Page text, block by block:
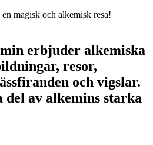
magisk och alkemisk resa!
erbjuder alkemiska
resor,
och vigslar.
av alkemins starka